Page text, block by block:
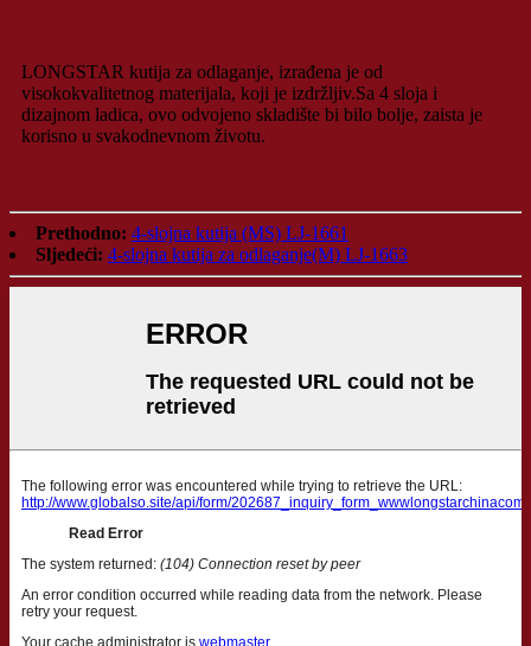
LONGSTAR kutija za odlaganje, izrađena je od
visokokvalitetnog materijala, koji je izdržljiv.Sa 4 sloja i
dizajnom ladica, ovo odvojeno skladište bi bilo bolje, zaista je
korisno u svakodnevnom životu.
Prethodno: 4-slojna kutija (MS) LJ-1661
Sljedeći: 4-slojna kutija za odlaganje(M) LJ-1663